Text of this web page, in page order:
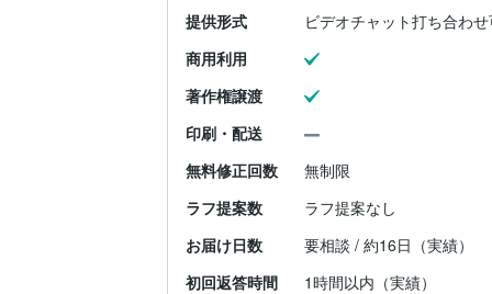
提供形式
ビデオチャット打ち合わ
商用利用
著作権譲渡
印刷・配送
無料修正回数
無制限
ラフ提案数
ラフ提案なし
お届け日数
要相談 / 約16日（実績）
初回返答時間
1時間以内（実績）